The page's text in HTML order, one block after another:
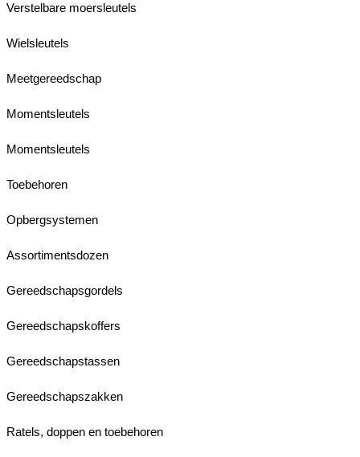
Verstelbare moersleutels
Wielsleutels
Meetgereedschap
Momentsleutels
Momentsleutels
Toebehoren
Opbergsystemen
Assortimentsdozen
Gereedschapsgordels
Gereedschapskoffers
Gereedschapstassen
Gereedschapszakken
Ratels, doppen en toebehoren